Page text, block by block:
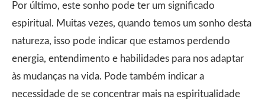
Por último, este sonho pode ter um significado
espiritual. Muitas vezes, quando temos um sonho desta
natureza, isso pode indicar que estamos perdendo
energia, entendimento e habilidades para nos adaptar
às mudanças na vida. Pode também indicar a
necessidade de se concentrar mais na espiritualidade